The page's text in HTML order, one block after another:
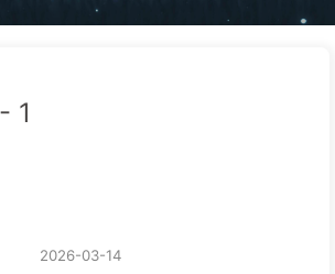
1
2026-03-14